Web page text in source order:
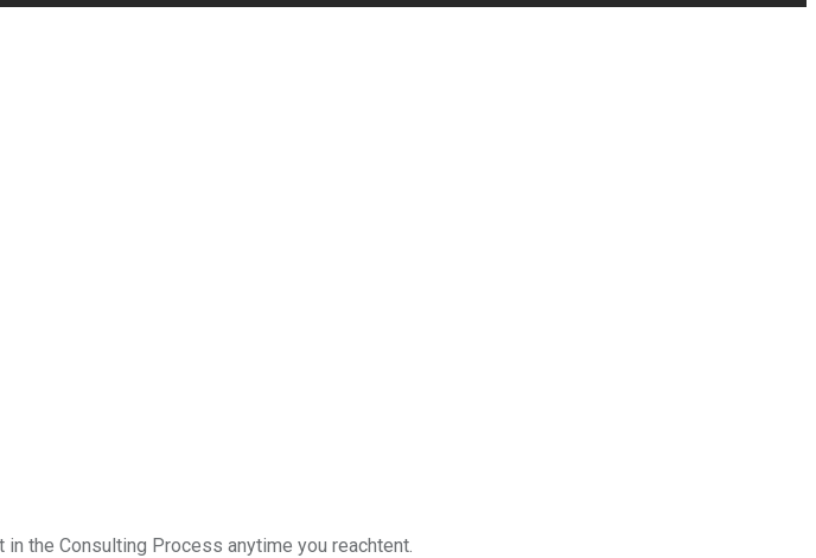
the Consulting Process anytime you reachtent.